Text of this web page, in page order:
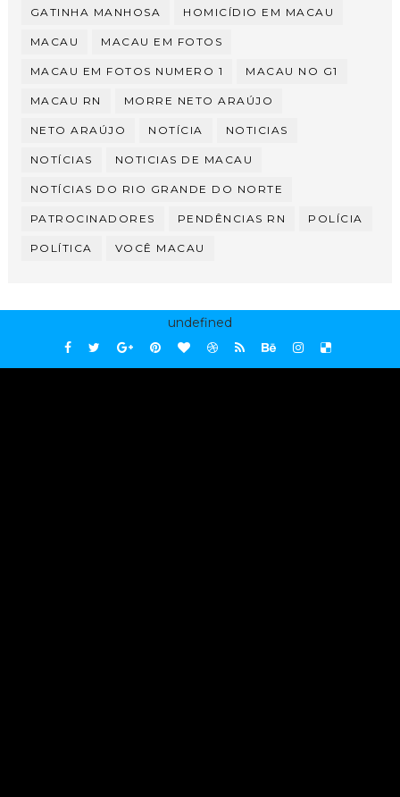
GATINHA MANHOSA HOMICÍDIO EM MACAU
MACAU MACAU EM FOTOS
MACAU EM FOTOS NUMERO 1 MACAU NO G1
MACAU RN MORRE NETO ARAÚJO
NETO ARAÚJO NOTÍCIA NOTICIAS
NOTÍCIAS NOTICIAS DE MACAU
NOTÍCIAS DO RIO GRANDE DO NORTE
PATROCINADORES PENDÊNCIAS RN POLÍCIA
POLÍTICA VOCÊ MACAU
undefined